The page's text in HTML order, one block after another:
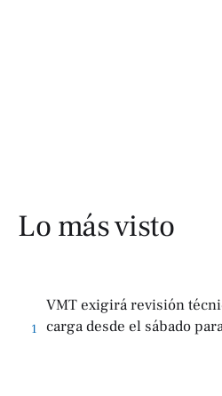
Lo más visto
1
VMT exigirá revisión
carga desde el sábado